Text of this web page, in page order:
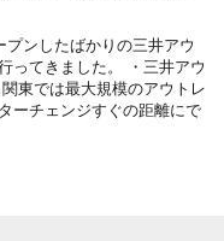
ンしたばかりの三井アウ
ってきました。 ・三井アウ
東では最大規模のアウトレ
ーチェンジすぐの距離にで